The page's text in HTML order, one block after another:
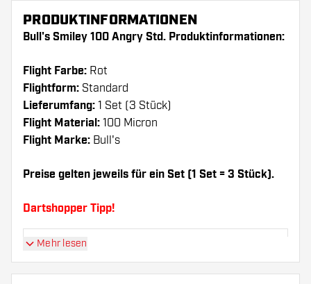
PRODUKTINFORMATIONEN
Bull's Smiley 100 Angry Std. Produktinformationen:
Flight Farbe: Rot
Flightform: Standard
Lieferumfang: 1 Set (3 Stück)
Flight Material: 100 Micron
Flight Marke: Bull's
Preise gelten jeweils für ein Set (1 Set = 3 Stück).
Dartshopper Tipp!
Sorgen Sie für genügend Ersatz Flights und
Shafts. Diese können sich durch Gebrauch
Mehr lesen